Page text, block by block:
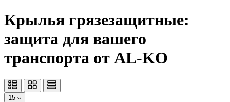
Крылья грязезащитные:
защита для вашего
транспорта от AL-KO
15